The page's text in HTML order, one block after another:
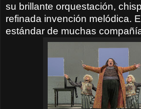
su brillante orquestación,
refinada invención melódica.
estándar de muchas